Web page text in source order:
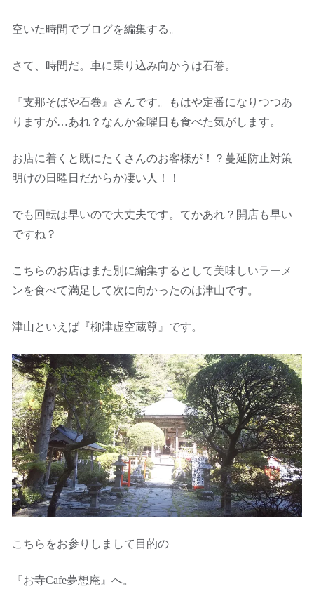
空いた時間でブログを編集する。
さて、時間だ。車に乗り込み向かうは石巻。
『支那そばや石巻』さんです。もはや定番になりつつあ
りますが…あれ？なんか金曜日も食べた気がします。
お店に着くと既にたくさんのお客様が！？蔓延防止対策
明けの日曜日だからか凄い人！！
でも回転は早いので大丈夫です。てかあれ？開店も早い
ですね？
こちらのお店はまた別に編集するとして美味しいラーメ
ンを食べて満足して次に向かったのは津山です。
津山といえば『柳津虚空蔵尊』です。
こちらをお参りしまして目的の
『お寺Cafe夢想庵』へ。